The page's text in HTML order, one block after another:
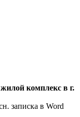
комплекс в г.
записка в Word